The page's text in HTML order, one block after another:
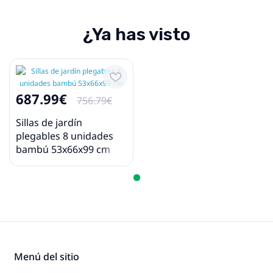
¿Ya has visto
687.99€
756.79€
Sillas de jardín
plegables 8 unidades
bambú 53x66x99 cm
Menú del sitio